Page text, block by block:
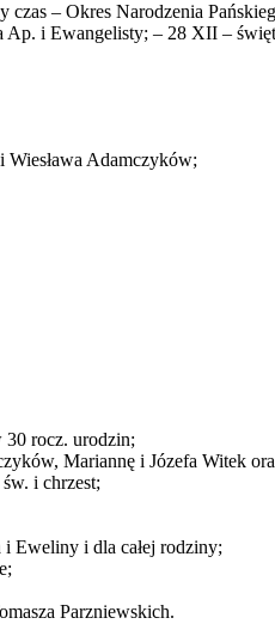
– Okres Narodzenia
i Ewangelisty; – 28 XII –
Wiesława Adamczyków;
30 rocz. urodzin;
Mariannę i Józefa Witek
i chrzest;
i Eweliny i dla całej rodziny;
Parzniewskich.